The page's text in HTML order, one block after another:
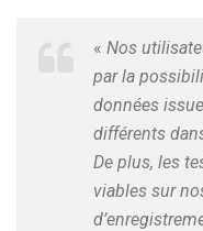
« Nos
par la
données
différents
De plus, les
viables sur